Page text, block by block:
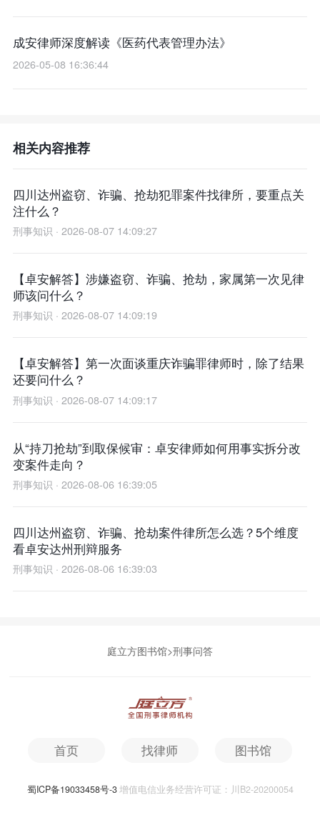
成安律师深度解读《医药代表管理办法》
2026-05-08 16:36:44
相关内容推荐
四川达州盗窃、诈骗、抢劫犯罪案件找律所，要重点关
注什么？
刑事知识 · 2026-08-07 14:09:27
【卓安解答】涉嫌盗窃、诈骗、抢劫，家属第一次见律
师该问什么？
刑事知识 · 2026-08-07 14:09:19
【卓安解答】第一次面谈重庆诈骗罪律师时，除了结果
还要问什么？
刑事知识 · 2026-08-07 14:09:17
从“持刀抢劫”到取保候审：卓安律师如何用事实拆分改
变案件走向？
刑事知识 · 2026-08-06 16:39:05
四川达州盗窃、诈骗、抢劫案件律所怎么选？5个维度
看卓安达州刑辩服务
刑事知识 · 2026-08-06 16:39:03
庭立方图书馆>刑事问答
首页 找律师 图书馆
蜀ICP备19033458号-3增值电信业务经营许可证：川B2-20200054